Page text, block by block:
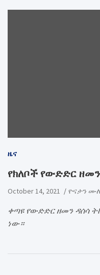
ዜና
የክለቦች የውድድር
October 14, 2021 ዮናታን
ቀጣዩ የውድድር ዘመን ዳሰሳ
ነው።